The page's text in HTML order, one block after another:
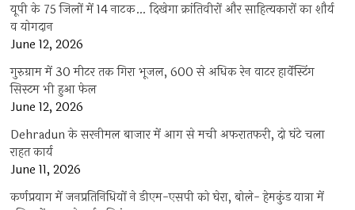
यूपी के 75 जिलों में 14 नाटक… दिखेगा क्रांतिवीरों और साहित्यकारों का शौर्य
व योगदान
June 12, 2026
गुरुग्राम में 30 मीटर तक गिरा भूजल, 600 से अधिक रेन वाटर हार्वेस्टिंग
सिस्टम भी हुआ फेल
June 12, 2026
Dehradun के सरनीमल बाजार में आग से मची अफरातफरी, दो घंटे चला
राहत कार्य
June 11, 2026
कर्णप्रयाग में जनप्रतिनिधियों ने डीएम-एसपी को घेरा, बोले- हेमकुंड यात्रा में